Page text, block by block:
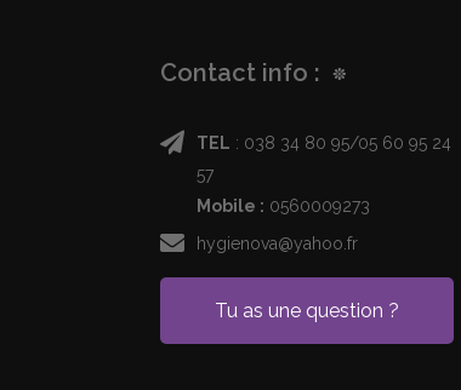
Contact info :
TEL : 038 34 80 95/05 60 95 24
57
Mobile : 0560009273
hygienova@yahoo.fr
Tu as une question ?